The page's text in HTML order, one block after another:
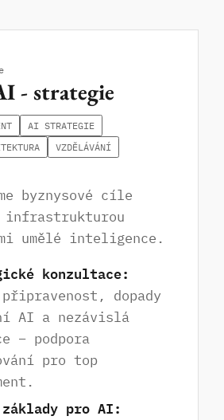
- strategie
AI STRATEGIE
VZDĚLÁVÁNÍ
byznysové cíle
infrastrukturou
umělé inteligence.
konzultace:
připravenost, dopady
AI a nezávislá
– podpora
pro top
základy pro AI: